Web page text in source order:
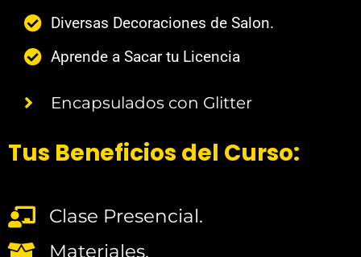
Diversas Decoraciones de Salon.
Aprende a Sacar tu Licencia
Encapsulados con Glitter
Tus Beneficios del Curso:
Clase Presencial.
Materiales.